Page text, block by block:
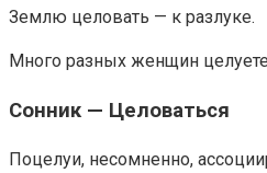
Землю целовать — к разлуке.
Много разных женщин
Сонник — Целоваться
Поцелуи, несомненно,